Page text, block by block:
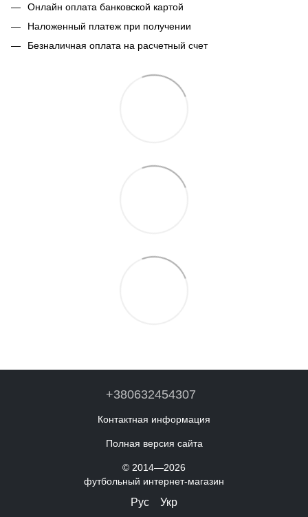
Онлайн оплата банковской картой
Наложенный платеж при получении
Безналичная оплата на расчетный счет
+380632454307
Контактная информация
Полная версия сайта
© 2014—2026
футбольный интернет-магазин
Рус Укр